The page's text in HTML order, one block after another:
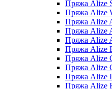
Пряжа Alize
Пряжа Alize
Пряжа Alize
Пряжа Alize
Пряжа Alize
Пряжа Alize
Пряжа Alize
Пряжа Alize
Пряжа Alize
Пряжа Alize